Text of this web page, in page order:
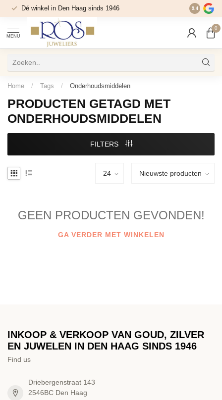
Dé winkel in Den Haag sinds 1946 9.4
MENU
0
Home / Tags / Onderhoudsmiddelen
PRODUCTEN GETAGD MET
ONDERHOUDSMIDDELEN
FILTERS
GEEN PRODUCTEN GEVONDEN!
GA VERDER MET WINKELEN
INKOOP & VERKOOP VAN GOUD, ZILVER
EN JUWELEN IN DEN HAAG SINDS 1946
Find us
Driebergenstraat 143
2546BC Den Haag